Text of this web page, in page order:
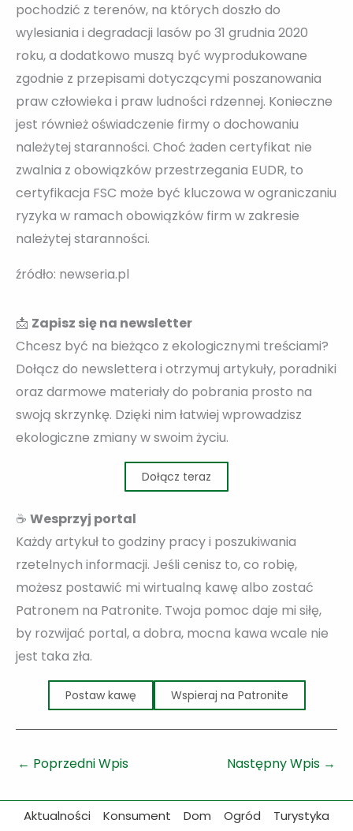
pochodzić z terenów, na których doszło do
wylesiania i degradacji lasów po 31 grudnia 2020
roku, a dodatkowo muszą być wyprodukowane
zgodnie z przepisami dotyczącymi poszanowania
praw człowieka i praw ludności rdzennej. Konieczne
jest również oświadczenie firmy o dochowaniu
należytej staranności. Choć żaden certyfikat nie
zwalnia z obowiązków przestrzegania EUDR, to
certyfikacja FSC może być kluczowa w ograniczaniu
ryzyka w ramach obowiązków firm w zakresie
należytej staranności.
źródło: newseria.pl
📩 Zapisz się na newsletter
Chcesz być na bieżąco z ekologicznymi treściami?
Dołącz do newslettera i otrzymuj artykuły, poradniki
oraz darmowe materiały do pobrania prosto na
swoją skrzynkę. Dzięki nim łatwiej wprowadzisz
ekologiczne zmiany w swoim życiu.
Dołącz teraz
☕ Wesprzyj portal
Każdy artykuł to godziny pracy i poszukiwania
rzetelnych informacji. Jeśli cenisz to, co robię,
możesz postawić mi wirtualną kawę albo zostać
Patronem na Patronite. Twoja pomoc daje mi siłę,
by rozwijać portal, a dobra, mocna kawa wcale nie
jest taka zła.
Postaw kawę Wspieraj na Patronite
← Poprzedni Wpis Następny Wpis →
Aktualności Konsument Dom Ogród
Turystyka